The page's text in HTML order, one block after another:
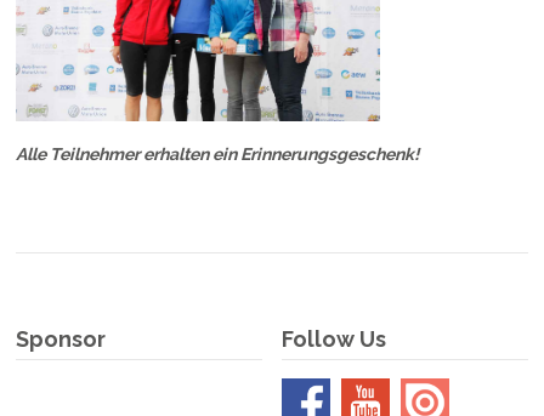
Alle Teilnehmer erhalten ein Erinnerungsgeschenk!
Sponsor Follow Us